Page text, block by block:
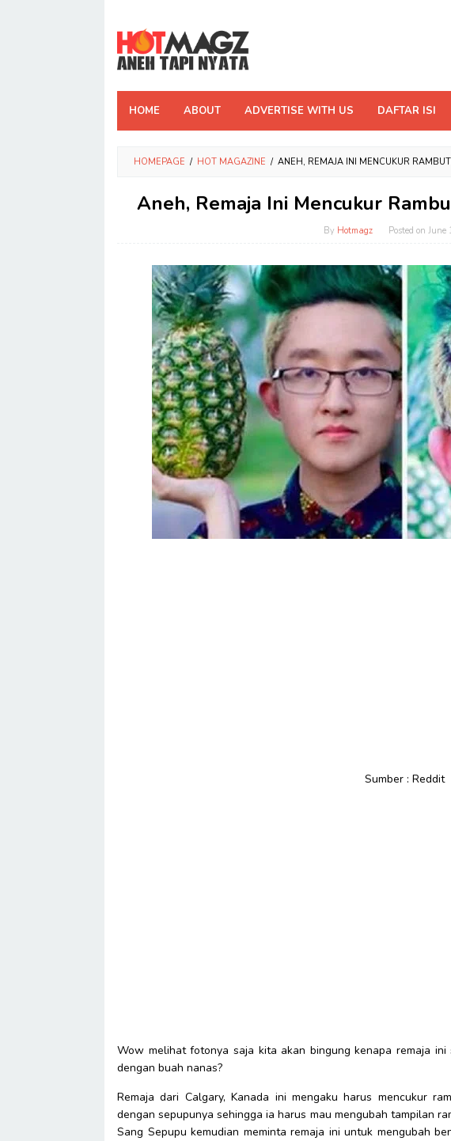
content
HOME ABOUT ADVERTISE WITH US DAFTAR ISI
HOMEPAGE / HOT MAGAZINE / ANEH, REMAJA INI MENCUKUR
Aneh, Remaja Ini Mencukur
By Hotmagz Posted onJune
Sumber : Reddit
Wow melihat fotonya saja kita akan bingung kenapa remaja ini
dengan buah nanas?
Remaja dari Calgary, Kanada ini mengaku harus mencukur
dengan sepupunya sehingga ia harus mau mengubah tampilan
Sang Sepupu kemudian meminta remaja ini untuk mengubah